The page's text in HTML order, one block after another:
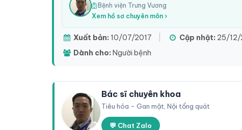
Bệnh viện Trưng Vương
Xem hồ sơ chuyên môn ›
Xuất bản: 10/07/2017 Cập nhật: 25/12/
Dành cho: Người bệnh
Bác sĩ chuyên khoa
Tiêu hóa - Gan mật, Nội tổng quát
💬 Chat Zalo